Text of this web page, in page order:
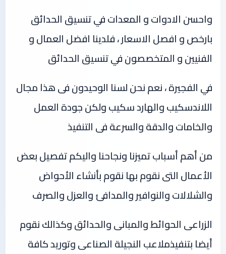
واحسن الادوات و المعدات في تنسيق الحدائق
بارخص و افصل الاسعار ، فلدينا افضل العمال و
الفنيين و المتخصصون في تنسيق الحدائق
في الفجيرة ، نعم نحن لسنا الوحيدون فى هذا مجال
اللاندسكيب والهارد سكيب ولكن جودة العمل
والخامات والدقة والسرعة فى التنفيذ
من أهم أسباب تميزنا ونجاحنا واليكم تفصيل بعض
الأعمال التى نقوم بها نقوم بأنشاء الأحواض
والشلالات والنوافير والمدافئ والعزل والصرف
الزراعى الحوائط والمبانى والحدائق وكذالك نقوم
أيضا بتنفيذملاعب النجيلة الصناعى وتوريد كافة